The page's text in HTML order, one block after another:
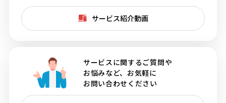
サービス紹介動画
サービスに関するご質問や
お悩みなど、お気軽に
お問い合わせください